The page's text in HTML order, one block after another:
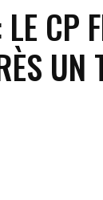
CP
UN